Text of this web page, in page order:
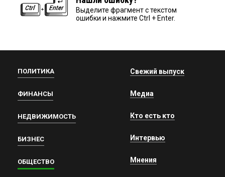
Выделите фрагмент с текстом
ошибки и нажмите Ctrl + Enter.
ПОЛИТИКА
ФИНАНСЫ
НЕДВИЖИМОСТЬ
БИЗНЕС
ОБЩЕСТВО
Свежий выпуск
Медиа
Кто есть кто
Интервью
Мнения